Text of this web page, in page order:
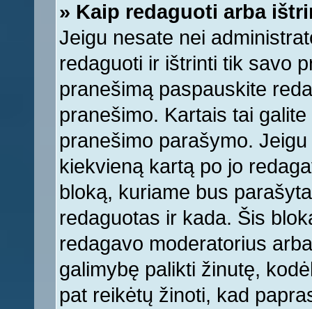
» Kaip redaguoti arba
Jeigu nesate nei
redaguoti ir ištrinti tik savo
pranešimą paspauskite
pranešimo. Kartais tai
pranešimo parašymo.
kiekvieną kartą po jo
bloką, kuriame bus
redaguotas ir kada. Šis
redagavo moderatorius
galimybę palikti žinutę,
pat reikėtų žinoti, kad